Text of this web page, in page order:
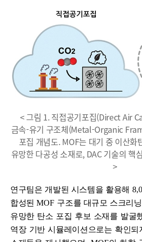
< 그림 1. 직접공기포집(Direct Air
금속-유기 구조체(Metal-Organic
포집 개념도. MOF는 대기 중 이산화
유망한 다공성 소재로, DAC 기술의 핵
>
연구팀은 개발된 시스템을 활용해
합성된MOF 구조를 대규모 스크리
유망한 탄소 포집 후보 소재를 발굴
역장 기반 시뮬레이션으로는 확인되